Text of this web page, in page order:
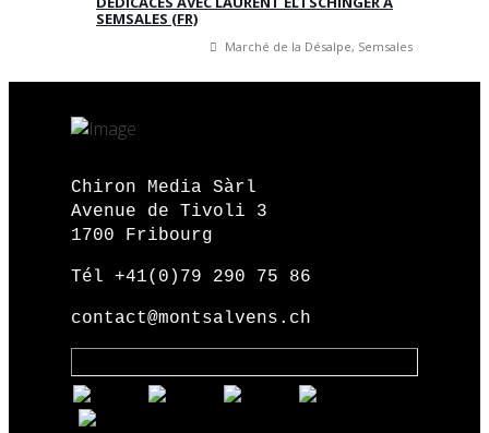
SEMSALES (FR)
Marché de la Désalpe, Semsales
Chiron Media Sàrl
Avenue de Tivoli 3
1700 Fribourg
Tél +41(0)79 290 75 86
contact@montsalvens.ch